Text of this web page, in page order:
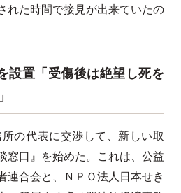
れた時間で接見が出来ていたの
設置「受傷後は絶望し死を
の代表に交渉して、新しい取
窓口』を始めた。これは、公益
連合会と、ＮＰＯ法人日本せき